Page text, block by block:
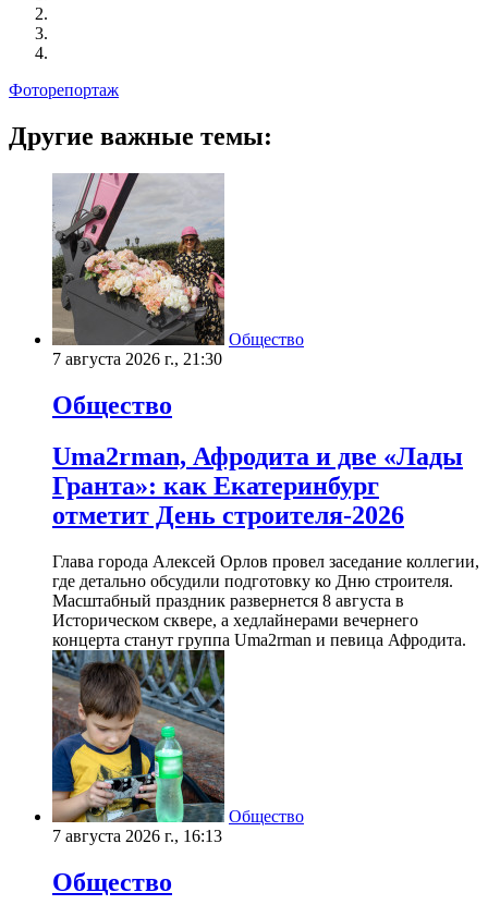
Фоторепортаж
Другие важные темы:
Общество
7 августа 2026 г., 21:30
Общество
Uma2rman, Афродита и две «Лады
Гранта»: как Екатеринбург
отметит День строителя-2026
Глава города Алексей Орлов провел заседание коллегии,
где детально обсудили подготовку ко Дню строителя.
Масштабный праздник развернется 8 августа в
Историческом сквере, а хедлайнерами вечернего
концерта станут группа Uma2rman и певица Афродита.
Общество
7 августа 2026 г., 16:13
Общество